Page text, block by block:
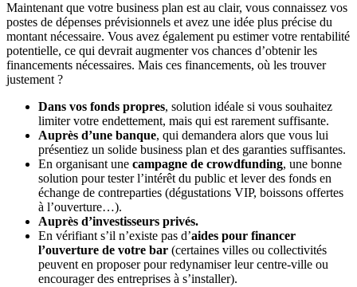
Maintenant que votre business plan est au clair, vous connaissez vos
postes de dépenses prévisionnels et avez une idée plus précise du
montant nécessaire. Vous avez également pu estimer votre rentabilité
potentielle, ce qui devrait augmenter vos chances d’obtenir les
financements nécessaires. Mais ces financements, où les trouver
justement ?
Dans vos fonds propres, solution idéale si vous souhaitez
limiter votre endettement, mais qui est rarement suffisante.
Auprès d’une banque, qui demandera alors que vous lui
présentiez un solide business plan et des garanties suffisantes.
En organisant une campagne de crowdfunding, une bonne
solution pour tester l’intérêt du public et lever des fonds en
échange de contreparties (dégustations VIP, boissons offertes
à l’ouverture…).
Auprès d’investisseurs privés.
En vérifiant s’il n’existe pas d’aides pour financer
l’ouverture de votre bar (certaines villes ou collectivités
peuvent en proposer pour redynamiser leur centre-ville ou
encourager des entreprises à s’installer).